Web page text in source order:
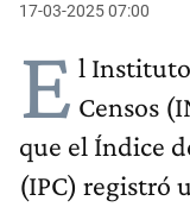
17-03-2025 07:00
E l
Censos
que el Índice
(IPC) registró